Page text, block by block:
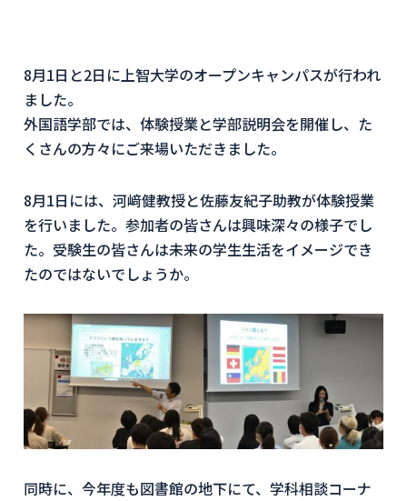
8月1日と2日に上智大学のオープンキャンパスが行われ
ました。
外国語学部では、体験授業と学部説明会を開催し、た
くさんの方々にご来場いただきました。
8月1日には、河﨑健教授と佐藤友紀子助教が体験授業
を行いました。参加者の皆さんは興味深々の様子でし
た。受験生の皆さんは未来の学生生活をイメージでき
たのではないでしょうか。
同時に、今年度も図書館の地下にて、学科相談コーナ